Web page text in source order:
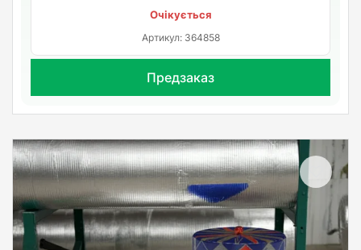
Очікується
Артикул: 364858
Предзаказ